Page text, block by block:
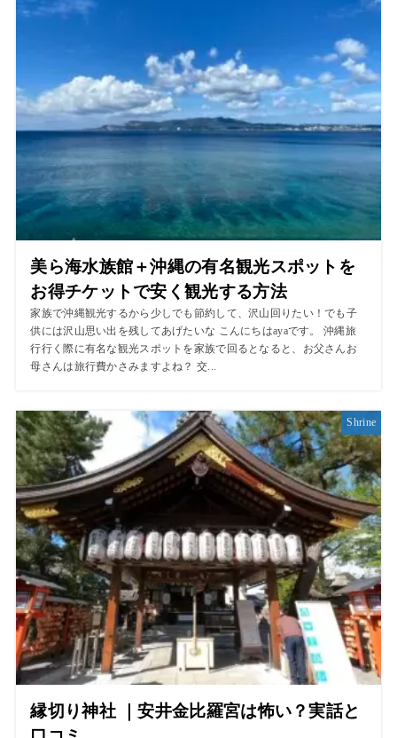
美ら海水族館＋沖縄の有名観光スポットを
お得チケットで安く観光する方法
家族で沖縄観光するから少しでも節約して、沢山回りたい！でも子
供には沢山思い出を残してあげたいな こんにちはayaです。 沖縄旅
行行く際に有名な観光スポットを家族で回るとなると、お父さんお
母さんは旅行費かさみますよね？ 交...
Shrine
縁切り神社 ｜安井金比羅宮は怖い？実話と